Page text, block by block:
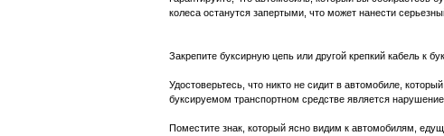
колеса останутся запертыми, что может нанести
Закрепите буксирную цепь или другой крепкий кабель к
Удостоверьтесь, что никто не сидит в автомобиле,
буксируемом транспортном средстве является
Поместите знак, который ясно видим к автомобилям,